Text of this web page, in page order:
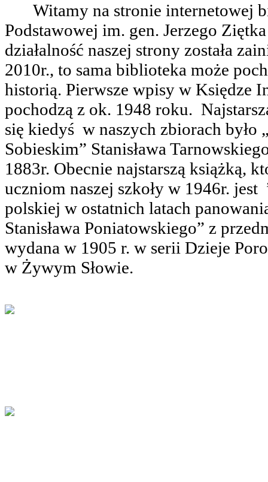
Witamy na stronie internetowej
Podstawowej im. gen. Jerzego
działalność naszej strony została
2010r., to sama biblioteka może
historią. Pierwsze wpisy w Księdze
pochodzą z ok. 1948 roku.
się kiedyś w naszych zbiorach było
Sobieskim” Stanisława
1883r. Obecnie najstarszą książką,
uczniom naszej szkoły w 1946r. jest
polskiej w ostatnich latach
Stanisława Poniatowskiego” z
wydana w 1905 r. w serii Dzieje
w Żywym Słowie.